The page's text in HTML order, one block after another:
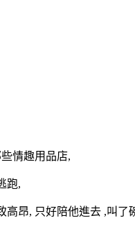
情趣用品店,
跑,
高昂, 只好陪他進去 ,叫了